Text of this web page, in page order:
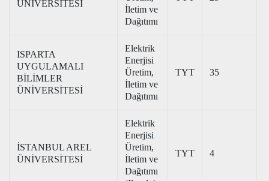
ÜNİVERSİTESİ
İletim ve
Dağıtımı
ISPARTA
UYGULAMALI
BİLİMLER
ÜNİVERSİTESİ
Elektrik
Enerjisi
Üretim,
İletim ve
Dağıtımı
TYT 35
İSTANBUL AREL
ÜNİVERSİTESİ
Elektrik
Enerjisi
Üretim,
İletim ve
Dağıtımı
TYT 4